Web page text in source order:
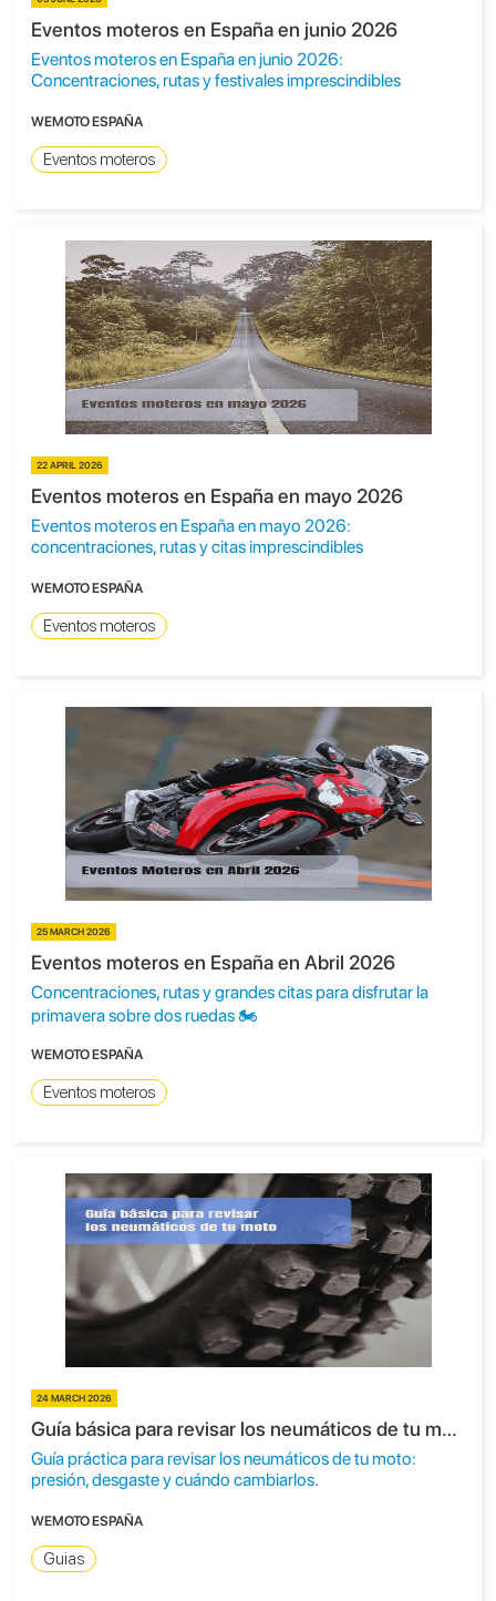
Eventos moteros en España en junio 2026
Eventos moteros en España en junio 2026:
Concentraciones, rutas y festivales imprescindibles
WEMOTO ESPAÑA
Eventos moteros
22 APRIL 2026
Eventos moteros en España en mayo 2026
Eventos moteros en España en mayo 2026:
concentraciones, rutas y citas imprescindibles
WEMOTO ESPAÑA
Eventos moteros
25 MARCH 2026
Eventos moteros en España en Abril 2026
Concentraciones, rutas y grandes citas para disfrutar la
primavera sobre dos ruedas 🏍️
WEMOTO ESPAÑA
Eventos moteros
24 MARCH 2026
Guía básica para revisar los neumáticos de tu moto
Guía práctica para revisar los neumáticos de tu moto:
presión, desgaste y cuándo cambiarlos.
WEMOTO ESPAÑA
Guias